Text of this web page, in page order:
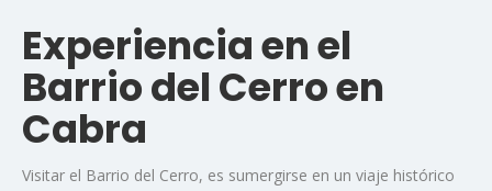
Experiencia en el
Barrio del Cerro en
Cabra
Visitar el Barrio del Cerro, es sumergirse en un viaje histórico